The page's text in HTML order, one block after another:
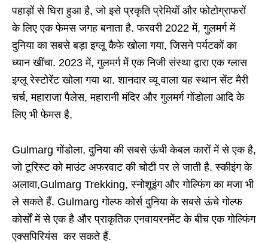
पहाड़ों से घिरा हुआ है, जो इसे प्रकृति प्रेमियों और फोटोग्राफरों
के लिए एक फेमस जगह बनाता है. फरवरी 2022 में, गुलमर्ग में
दुनिया का सबसे बड़ा इग्लू कैफे खोला गया, जिसने पर्यटकों का
ध्यान खींचा. 2023 में, गुलमर्ग में एक निजी संस्था द्वारा एक ग्लास
इग्लू रेस्टोरेंट खोला गया था. शानदार व्यू वाला यह स्थान सेंट मैरी
चर्च, महाराजा पैलेस, महारानी मंदिर और गुलमर्ग गोंडोला आदि के
लिए भी फेमस है,
Gulmarg गोंडोला, दुनिया की सबसे ऊंची केबल कारों में से एक है,
जो टूरिस्ट को माउंट अफरवाट की चोटी पर ले जाती है. स्कीइंग के
अलावा,Gulmarg Trekking, स्नोशूइंग और गोल्फिंग का मजा भी
ले सकते हैं. Gulmarg गोल्फ कोर्स दुनिया के सबसे ऊंचे गोल्फ
कोर्सों में से एक है और प्राकृतिक एनवायरनमेंट के बीच एक गोल्फिंग
एक्सपिरियंस कर सकते हैं.